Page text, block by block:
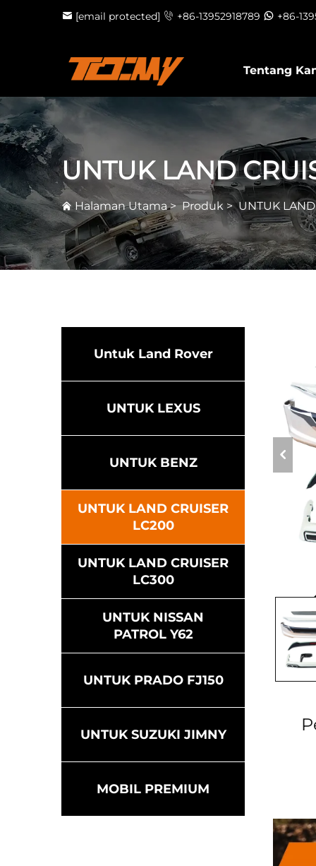
[email protected] +86-13952918789 +86-
Tentang
UNTUK LAND
Halaman Utama>Produk >UNTUK
Untuk Land Rover
UNTUK LEXUS
UNTUK BENZ
UNTUK LAND CRUISER
LC200
UNTUK LAND CRUISER
LC300
UNTUK NISSAN
PATROL Y62
UNTUK PRADO FJ150
UNTUK SUZUKI JIMNY
MOBIL PREMIUM